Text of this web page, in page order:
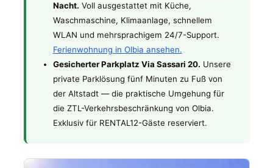
Nacht. Voll ausgestattet mit Küche,
Waschmaschine, Klimaanlage, schnellem
WLAN und mehrsprachigem 24/7-Support.
Ferienwohnung in Olbia ansehen.
Gesicherter Parkplatz Via Sassari 20. Unsere
private Parklösung fünf Minuten zu Fuß von
der Altstadt — die praktische Umgehung für
die ZTL-Verkehrsbeschränkung von Olbia.
Exklusiv für RENTAL12-Gäste reserviert.